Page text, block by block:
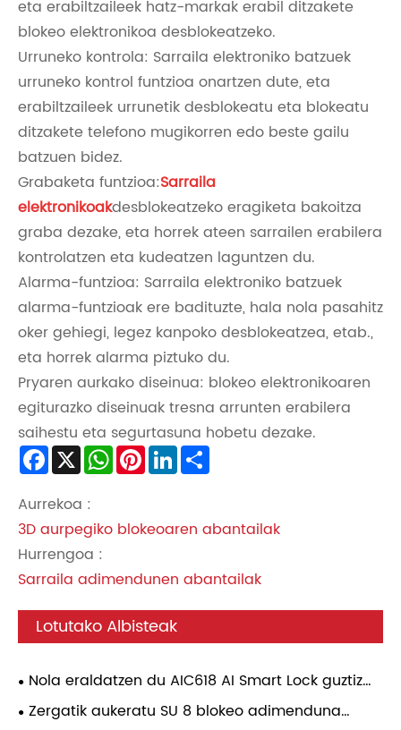
eta erabiltzaileek hatz-markak erabil ditzakete
blokeo elektronikoa desblokeatzeko.
Urruneko kontrola: Sarraila elektroniko batzuek
urruneko kontrol funtzioa onartzen dute, eta
erabiltzaileek urrunetik desblokeatu eta blokeatu
ditzakete telefono mugikorren edo beste gailu
batzuen bidez.
Grabaketa funtzioa:Sarraila
elektronikoakdesblokeatzeko eragiketa bakoitza
graba dezake, eta horrek ateen sarrailen erabilera
kontrolatzen eta kudeatzen laguntzen du.
Alarma-funtzioa: Sarraila elektroniko batzuek
alarma-funtzioak ere badituzte, hala nola pasahitz
oker gehiegi, legez kanpoko desblokeatzea, etab.,
eta horrek alarma piztuko du.
Pryaren aurkako diseinua: blokeo elektronikoaren
egiturazko diseinuak tresna arrunten erabilera
saihestu eta segurtasuna hobetu dezake.
Facebook
X WhatsApp
PinterestLinkedIn
Aurrekoa :
3D aurpegiko blokeoaren abantailak
Hurrengoa :
Sarraila adimendunen abantailak
Lotutako Albisteak
Nola eraldatzen du AIC618 AI Smart Lock guztiz
automatikoak etxeko segurtasuna?
Zergatik aukeratu SU 8 blokeo adimenduna